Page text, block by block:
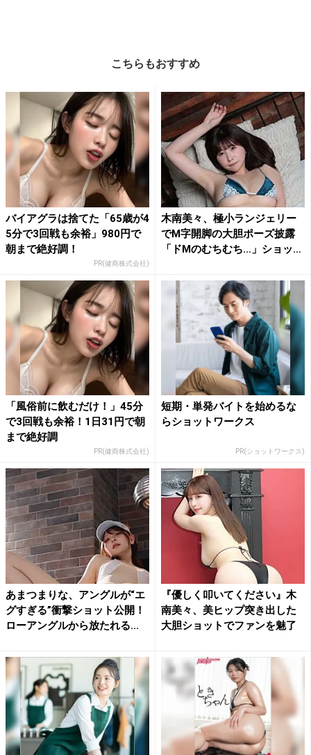
こちらもおすすめ
バイアグラは捨てた「65歳が4
5分で3回戦も余裕」980円で
朝まで絶好調！
PR(健商株式会社)
木南美々、極小ランジェリー
でM字開脚の大胆ポーズ披露
「ドMのむちむち…」ショッ
「風俗前に飲むだけ！」45分
で3回戦も余裕！1日31円で朝
まで絶好調
PR(健商株式会社)
短期・単発バイトを始めるな
らショットワークス
PR(ショットワークス)
あまつまりな、アングルが“エ
グすぎる”衝撃ショット公開！
ローアングルから放たれる...
『優しく叩いてください』木
南美々、美ヒップ突き出した
大胆ショットでファンを魅了